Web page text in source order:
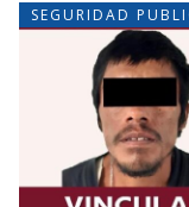
SEGURIDAD